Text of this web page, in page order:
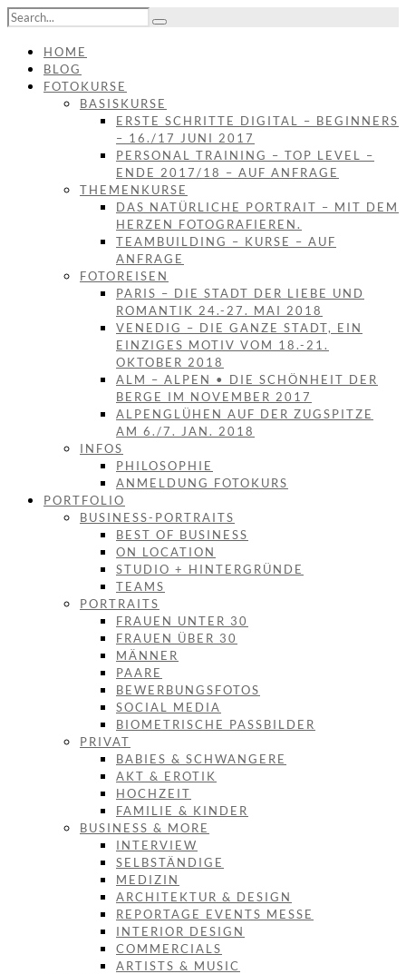
HOME
BLOG
FOTOKURSE
BASISKURSE
ERSTE SCHRITTE DIGITAL – BEGINNERS
– 16./17 JUNI 2017
PERSONAL TRAINING – TOP LEVEL –
ENDE 2017/18 – AUF ANFRAGE
THEMENKURSE
DAS NATÜRLICHE PORTRAIT – MIT DEM
HERZEN FOTOGRAFIEREN.
TEAMBUILDING – KURSE – AUF
ANFRAGE
FOTOREISEN
PARIS – DIE STADT DER LIEBE UND
ROMANTIK 24.-27. MAI 2018
VENEDIG – DIE GANZE STADT, EIN
EINZIGES MOTIV VOM 18.-21.
OKTOBER 2018
ALM – ALPEN • DIE SCHÖNHEIT DER
BERGE IM NOVEMBER 2017
ALPENGLÜHEN AUF DER ZUGSPITZE
AM 6./7. JAN. 2018
INFOS
PHILOSOPHIE
ANMELDUNG FOTOKURS
PORTFOLIO
BUSINESS-PORTRAITS
BEST OF BUSINESS
ON LOCATION
STUDIO + HINTERGRÜNDE
TEAMS
PORTRAITS
FRAUEN UNTER 30
FRAUEN ÜBER 30
MÄNNER
PAARE
BEWERBUNGSFOTOS
SOCIAL MEDIA
BIOMETRISCHE PASSBILDER
PRIVAT
BABIES & SCHWANGERE
AKT & EROTIK
HOCHZEIT
FAMILIE & KINDER
BUSINESS & MORE
INTERVIEW
SELBSTÄNDIGE
MEDIZIN
ARCHITEKTUR & DESIGN
REPORTAGE EVENTS MESSE
INTERIOR DESIGN
COMMERCIALS
ARTISTS & MUSIC